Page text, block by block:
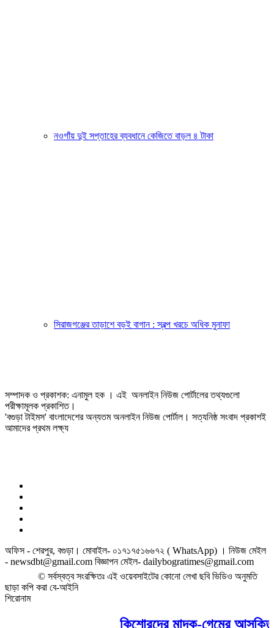
নওগাঁয় দুই সপ্তাহের ব্যবধানে কেজিতে বাড়ল ৪ টাকা
সিরাজগঞ্জের তাড়াশে বড়ই বাগান : স্বল্প খরচে অধিক মুনাফা
সম্পাদক ও প্রকাশক: এনামুল হক । এই অনলাইন নিউজ পোর্টালের তথ্যগুলো
পরীক্ষামূলক প্রকাশিত।
'বগুড়া টাইমস' বাংলাদেশের অন্যতম অনলাইন নিউজ পোর্টাল। সত্যনিষ্ঠ সংবাদ প্রকাশই
আমাদের প্রথম লক্ষ্য
অফিস - শেরপুর, বগুড়া। মোবাইল- ০১৭১৭৫১৬৬৭২ ( WhatsApp) । নিউজ মেইল
- newsdbt@gmail.com বিজ্ঞাপন মেইল- dailybogratimes@gmail.com
© সর্বস্বত্ব সংরক্ষিতঃ এই ওয়েবসাইটের কোনো লেখা ছবি ভিডিও অনুমতি
ছাড়া কপি করা বে-আইনি
শিরোনাম
কিশোরদের মাদক-গেমের আসক্তি